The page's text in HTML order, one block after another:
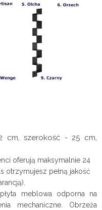
cm, szerokość - 25 cm,
oferują maksymalnie 24
otrzymujesz pełną jakość
meblowa odporna na
mechaniczne. Obrzeża